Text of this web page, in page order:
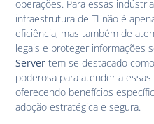
operações. Para essas
infraestrutura de TI não é
eficiência, mas também de
legais e proteger informações
Server tem se destacado
poderosa para atender a essas
oferecendo benefícios
adoção estratégica e segura.